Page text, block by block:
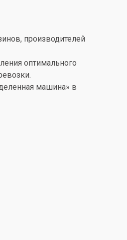
производителей
оптимального
машина» в